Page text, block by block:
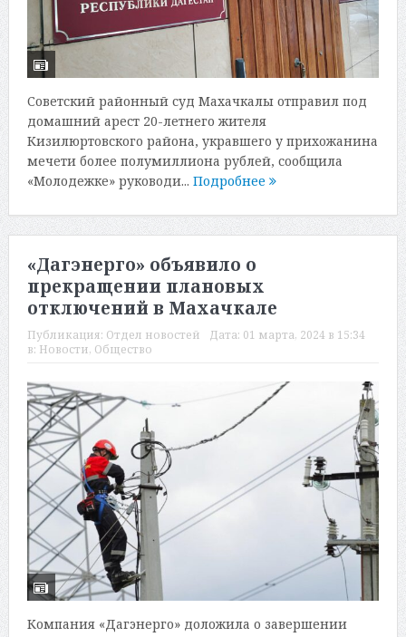
Советский районный суд Махачкалы отправил под
домашний арест 20-летнего жителя
Кизилюртовского района, укравшего у прихожанина
мечети более полумиллиона рублей, сообщила
«Молодежке» руководи... Подробнее
«Дагэнерго» объявило о
прекращении плановых
отключений в Махачкале
Публикация: Отдел новостей Дата: 01 марта, 2024 в 15:34
в: Новости, Общество
Компания «Дагэнерго» доложила о завершении